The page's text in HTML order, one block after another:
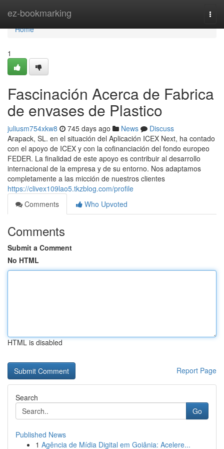
ez-bookmarking
Home
Home
1
Fascinación Acerca de Fabrica
de envases de Plastico
juliusm754xkw8 745 days ago News
Discuss
Arapack, SL. en el situación del Aplicación ICEX Next, ha contado
con el apoyo de ICEX y con la cofinanciación del fondo europeo
FEDER. La finalidad de este apoyo es contribuir al desarrollo
internacional de la empresa y de su entorno. Nos adaptamos
completamente a las micción de nuestros clientes
https://clivex109lao5.tkzblog.com/profile
Comments
Who Upvoted
Comments
Submit a Comment
No HTML
HTML is disabled
Report Page
Search
Go
Published News
1 Agência de Mídia Digital em Goiânia: Acelere...